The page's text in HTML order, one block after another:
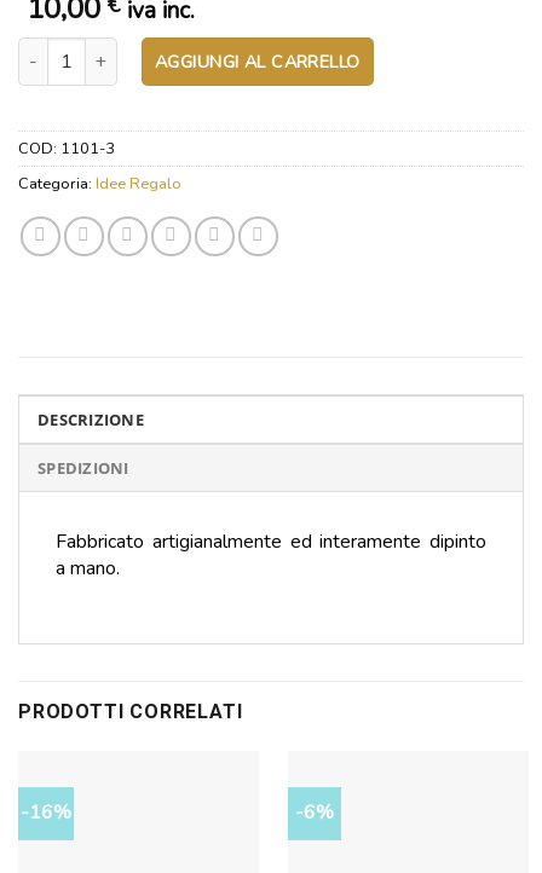
10,00 iva inc.
Cuore Piccolo Verde – Gli Alberelli quantità
AGGIUNGI AL CARRELLO
COD: 1101-3
Categoria: Idee Regalo
DESCRIZIONE
SPEDIZIONI
Fabbricato artigianalmente ed interamente dipinto
a mano.
PRODOTTI CORRELATI
-16% -6%